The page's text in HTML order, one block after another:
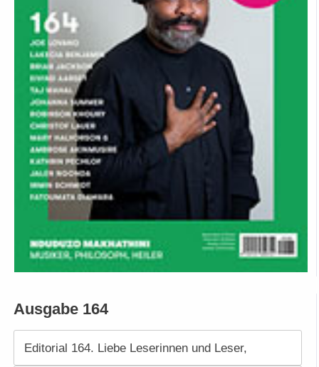
Ausgabe 164
Editorial 164. Liebe Leserinnen und Leser,